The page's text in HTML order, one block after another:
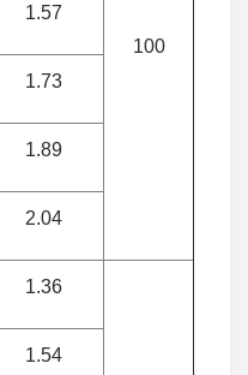
100
1.57
1.73
1.89
2.04
1.36
1.54